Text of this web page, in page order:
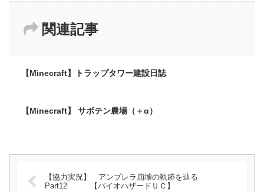
関連記事
【Minecraft】トラップタワー建設日誌
【Minecraft】 サボテン農場（＋α）
【協力実況】 アンブレラ崩壊の軌跡を辿る
Part12 【バイオハザードＵＣ】